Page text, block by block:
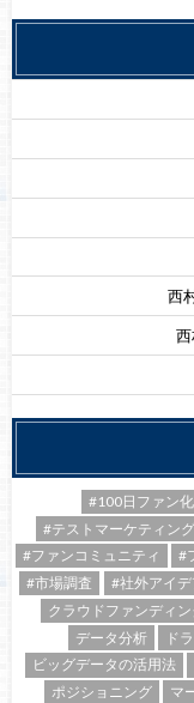
西
#100日ファン
#テストマーケティング
#ファンコミュニティ
#
#市場調査
#社外アイ
クラウドファンディ
データ分析
ド
ビッグデータの活用法
ポジショニング
マ